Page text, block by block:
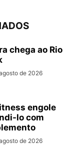
chega ao Rio
de 2026
engole
lo com
de 2026